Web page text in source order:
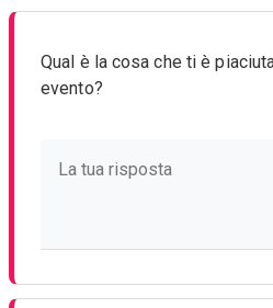
Qual è la cosa che ti è
evento?